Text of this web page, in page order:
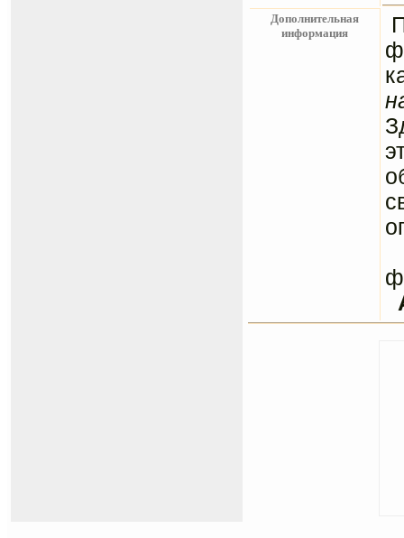
Дополнительная
информация